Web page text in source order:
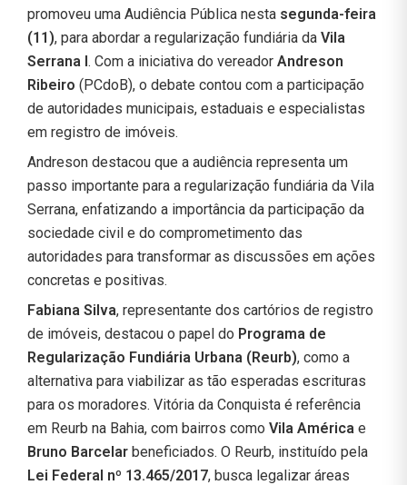
promoveu uma Audiência Pública nesta segunda-feira
(11), para abordar a regularização fundiária da Vila
Serrana I. Com a iniciativa do vereador Andreson
Ribeiro (PCdoB), o debate contou com a participação
de autoridades municipais, estaduais e especialistas
em registro de imóveis.
Andreson destacou que a audiência representa um
passo importante para a regularização fundiária da Vila
Serrana, enfatizando a importância da participação da
sociedade civil e do comprometimento das
autoridades para transformar as discussões em ações
concretas e positivas.
Fabiana Silva, representante dos cartórios de registro
de imóveis, destacou o papel do Programa de
Regularização Fundiária Urbana (Reurb), como a
alternativa para viabilizar as tão esperadas escrituras
para os moradores. Vitória da Conquista é referência
em Reurb na Bahia, com bairros como Vila América e
Bruno Barcelar beneficiados. O Reurb, instituído pela
Lei Federal nº 13.465/2017, busca legalizar áreas